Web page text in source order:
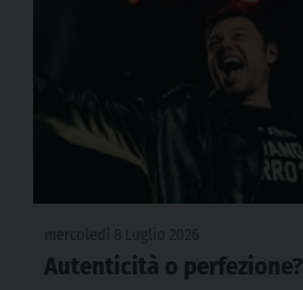
Autenticità o perfezione?